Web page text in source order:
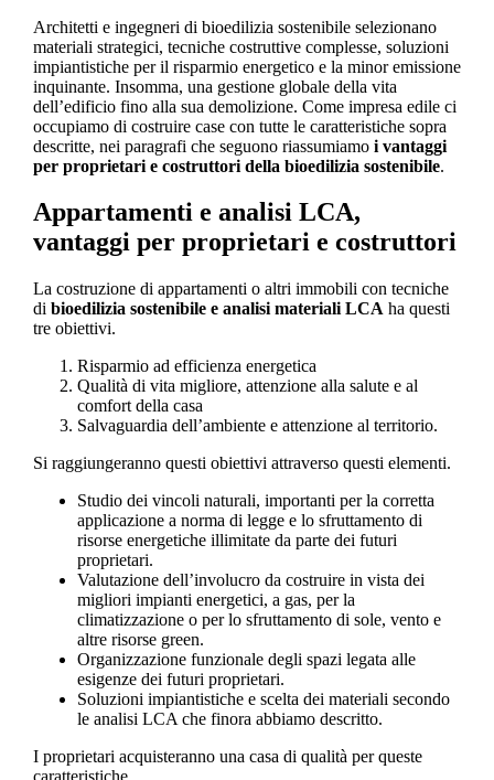
Architetti e ingegneri di bioedilizia sostenibile selezionano
materiali strategici, tecniche costruttive complesse, soluzioni
impiantistiche per il risparmio energetico e la minor emissione
inquinante. Insomma, una gestione globale della vita
dell’edificio fino alla sua demolizione. Come impresa edile ci
occupiamo di costruire case con tutte le caratteristiche sopra
descritte, nei paragrafi che seguono riassumiamo i vantaggi
per proprietari e costruttori della bioedilizia sostenibile.
Appartamenti e analisi LCA,
vantaggi per proprietari e costruttori
La costruzione di appartamenti o altri immobili con tecniche
di bioedilizia sostenibile e analisi materiali LCA ha questi
tre obiettivi.
Risparmio ad efficienza energetica
Qualità di vita migliore, attenzione alla salute e al
comfort della casa
Salvaguardia dell’ambiente e attenzione al territorio.
Si raggiungeranno questi obiettivi attraverso questi elementi.
Studio dei vincoli naturali, importanti per la corretta
applicazione a norma di legge e lo sfruttamento di
risorse energetiche illimitate da parte dei futuri
proprietari.
Valutazione dell’involucro da costruire in vista dei
migliori impianti energetici, a gas, per la
climatizzazione o per lo sfruttamento di sole, vento e
altre risorse green.
Organizzazione funzionale degli spazi legata alle
esigenze dei futuri proprietari.
Soluzioni impiantistiche e scelta dei materiali secondo
le analisi LCA che finora abbiamo descritto.
I proprietari acquisteranno una casa di qualità per queste